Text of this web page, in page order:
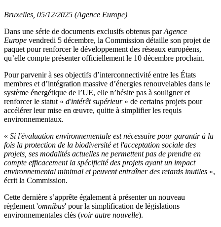
Bruxelles, 05/12/2025 (Agence Europe)
Dans une série de documents exclusifs obtenus parAgence
Europe vendredi 5 décembre, la Commission détaille son projet de
paquet pour renforcer le développement des réseaux européens,
qu’elle compte présenter officiellement le 10 décembre prochain.
Pour parvenir à ses objectifs d’interconnectivité entre les États
membres et d’intégration massive d’énergies renouvelables dans le
système énergétique de l’UE, elle n’hésite pas à souligner et
renforcer le statut « d'intérêt supérieur » de certains projets pour
accélérer leur mise en œuvre, quitte à simplifier les requis
environnementaux.
« Si l'évaluation environnementale est nécessaire pour garantir à la
fois la protection de la biodiversité et l'acceptation sociale des
projets, ses modalités actuelles ne permettent pas de prendre en
compte efficacement la spécificité des projets ayant un impact
environnemental minimal et peuvent entraîner des retards inutiles »,
écrit la Commission.
Cette dernière s’apprête également à présenter un nouveau
règlement 'omnibus' pour la simplification de législations
environnementales clés (voir autre nouvelle).